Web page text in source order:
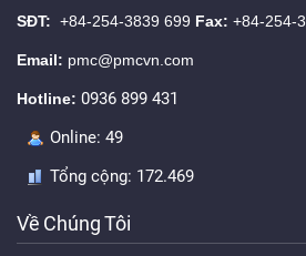
SĐT: +84-254-3839 699 Fax: +84-254-
Email: pmc@pmcvn.com
Hotline: 0936 899 431
Online: 49
Tổng cộng: 172.469
Về Chúng Tôi